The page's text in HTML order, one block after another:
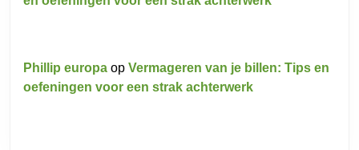
Phillip europa op Vermageren van je billen: Tips en
oefeningen voor een strak achterwerk